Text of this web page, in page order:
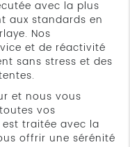
avec la plus
aux standards en
Nos
et de réactivité
sans stress et des
et nous vous
vos
traitée avec la
offrir une sérénité